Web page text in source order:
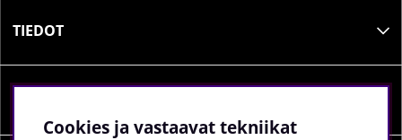
TIEDOT
Cookies ja vastaavat tekniikat